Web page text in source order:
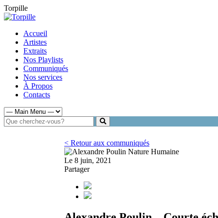
Torpille
Accueil
Artistes
Extraits
Nos Playlists
Communiqués
Nos services
À Propos
Contacts
< Retour aux communiqués
Le 8 juin, 2021
Partager